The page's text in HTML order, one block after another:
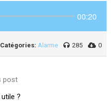
00:20
Catégories: Alarme 285 0
post
?